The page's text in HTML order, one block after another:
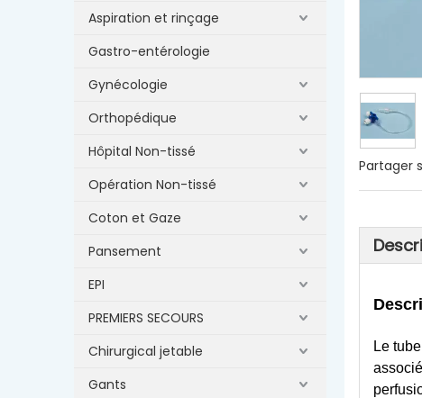
Aspiration et rinçage
Gastro-entérologie
Gynécologie
Orthopédique
Hôpital Non-tissé
Opération Non-tissé
Coton et Gaze
Pansement
EPI
PREMIERS SECOURS
Chirurgical jetable
Gants
Partager
Le